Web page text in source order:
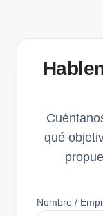
qué
Nombre /